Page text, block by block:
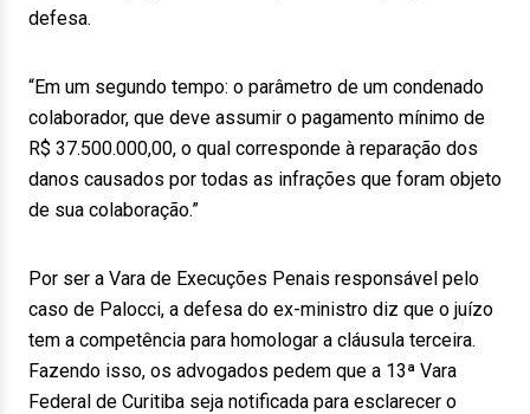
defesa.
“Em um segundo tempo: o parâmetro de um condenado
colaborador, que deve assumir o pagamento mínimo de
R$ 37.500.000,00, o qual corresponde à reparação dos
danos causados por todas as infrações que foram objeto
de sua colaboração.”
Por ser a Vara de Execuções Penais responsável pelo
caso de Palocci, a defesa do ex-ministro diz que o juízo
tem a competência para homologar a cláusula terceira.
Fazendo isso, os advogados pedem que a 13ª Vara
Federal de Curitiba seja notificada para esclarecer o